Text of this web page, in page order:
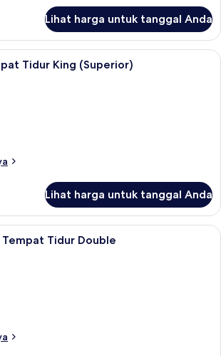
Lihat harga untuk tanggal Anda
Suite Junior, 1 Tempat Tidur King
Tidur King (Superior)
Lihat harga untuk tanggal Anda
Kamar Keluarga, 2 Tempat Tidur
Tidur Double